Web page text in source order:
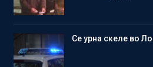
Се урна скеле во